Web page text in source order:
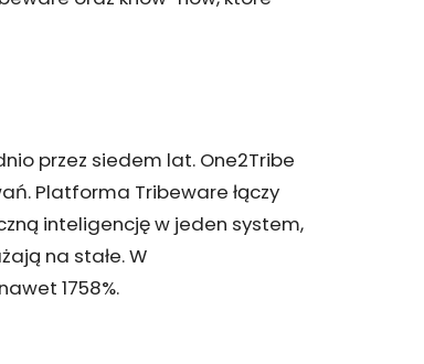
przez siedem lat. One2Tribe
Platforma Tribeware łączy
inteligencję w jeden system,
na stałe. W
1758%.